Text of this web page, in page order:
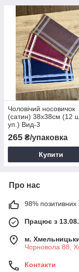
Чоловічий носовичок
(сатин) 38х38см (12
уп.) Вид-3
265 ₴/упаковка
Купити
Про нас
98% позитивних
Працює з
м.
Чорновола 88,
Контакти